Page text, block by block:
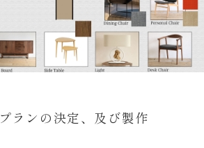
プランの決定、及び製作